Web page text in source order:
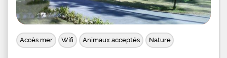
Accès mer Wifi Animaux acceptés Nature